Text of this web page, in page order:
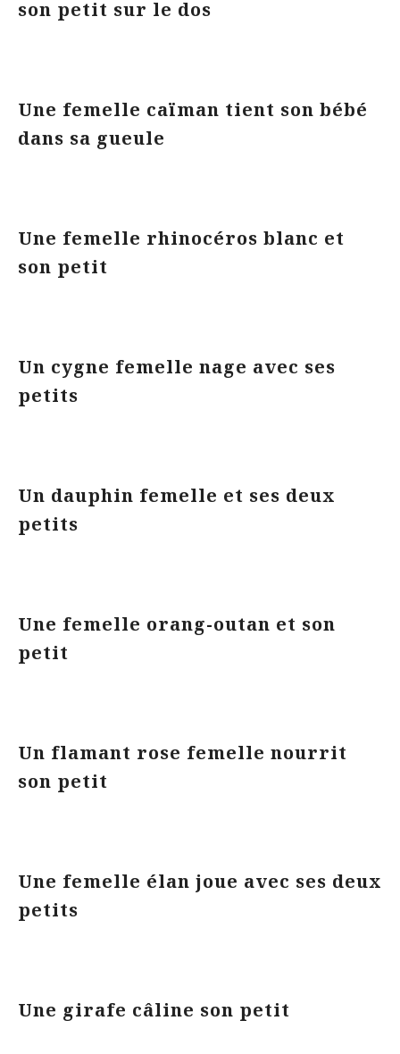
son petit sur le dos
Une femelle caïman tient son bébé
dans sa gueule
Une femelle rhinocéros blanc et
son petit
Un cygne femelle nage avec ses
petits
Un dauphin femelle et ses deux
petits
Une femelle orang-outan et son
petit
Un flamant rose femelle nourrit
son petit
Une femelle élan joue avec ses deux
petits
Une girafe câline son petit